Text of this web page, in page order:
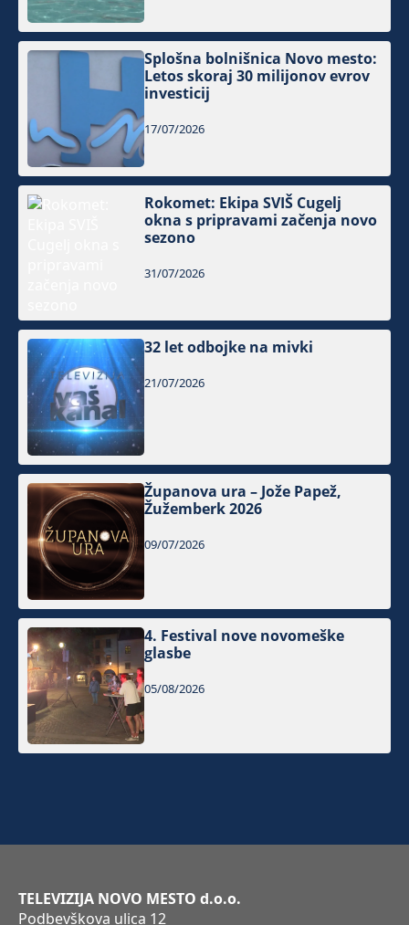
Splošna bolnišnica Novo mesto:
Letos skoraj 30 milijonov evrov
investicij
17/07/2026
Rokomet: Ekipa SVIŠ Cugelj
okna s pripravami začenja novo
sezono
31/07/2026
32 let odbojke na mivki
21/07/2026
Županova ura – Jože Papež,
Žužemberk 2026
09/07/2026
4. Festival nove novomeške
glasbe
05/08/2026
TELEVIZIJA NOVO MESTO d.o.o.
Podbevškova ulica 12